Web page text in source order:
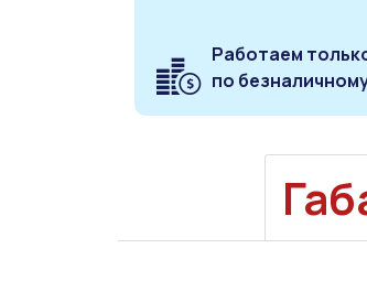
Работаем
по